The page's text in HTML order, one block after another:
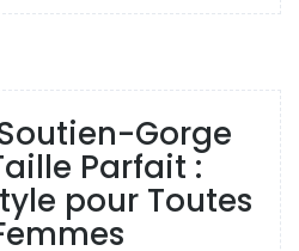
Gorge
Parfait :
pour Toutes